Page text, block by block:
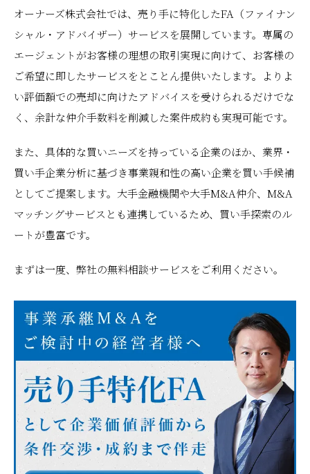
オーナーズ株式会社では、売り手に特化したFA（ファイナン
シャル・アドバイザー）サービスを展開しています。専属の
エージェントがお客様の理想の取引実現に向けて、お客様の
ご希望に即したサービスをとことん提供いたします。よりよ
い評価額での売却に向けたアドバイスを受けられるだけでな
く、余計な仲介手数料を削減した案件成約も実現可能です。
また、具体的な買いニーズを持っている企業のほか、業界・
買い手企業分析に基づき事業親和性の高い企業を買い手候補
としてご提案します。大手金融機関や大手M&A仲介、M&A
マッチングサービスとも連携しているため、買い手探索のル
ートが豊富です。
まずは一度、弊社の無料相談サービスをご利用ください。